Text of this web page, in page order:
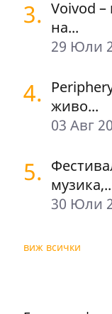
3. Voivod –
на...
29 Юли
4. живо...
03 Авг
5.
30 Юли
виж всички